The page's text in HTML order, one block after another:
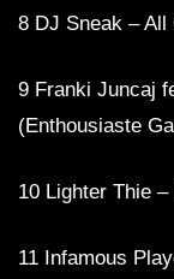
8 DJ Sneak –
9 Franki Juncaj
(Enthousiaste
10 Lighter Thie
11 Infamous